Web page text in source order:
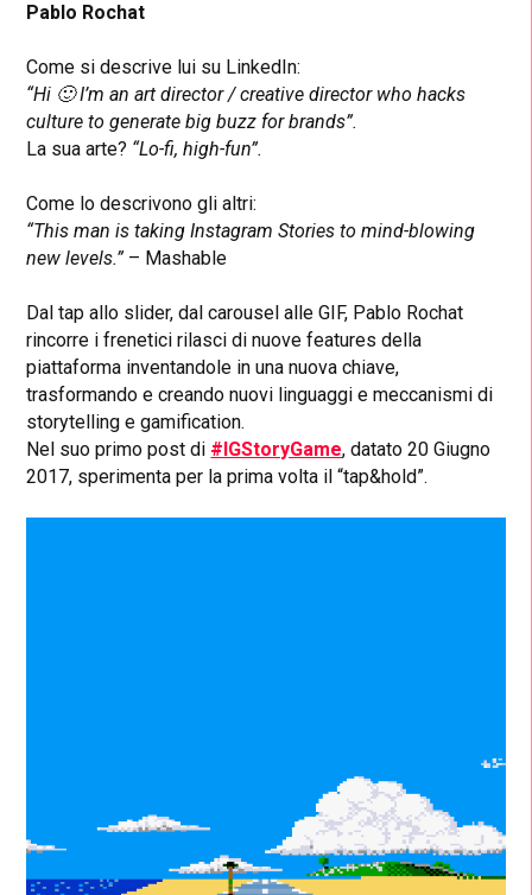
Pablo Rochat
Come si descrive lui su LinkedIn:
“Hi 🙂 I’m an art director / creative director who hacks
culture to generate big buzz for brands”.
La sua arte? “Lo-fi, high-fun”.
Come lo descrivono gli altri:
“This man is taking Instagram Stories to mind-blowing
new levels.” – Mashable
Dal tap allo slider, dal carousel alle GIF, Pablo Rochat
rincorre i frenetici rilasci di nuove features della
piattaforma inventandole in una nuova chiave,
trasformando e creando nuovi linguaggi e meccanismi di
storytelling e gamification.
Nel suo primo post di #IGStoryGame, datato 20 Giugno
2017, sperimenta per la prima volta il “tap&hold”.